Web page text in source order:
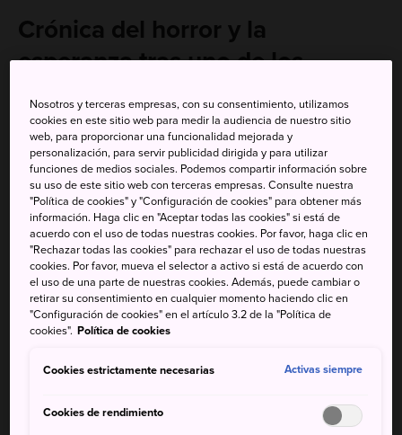
Crónica del horror y la
esperanza tras uno de los
mayores genocidios de la edad
contemporánea
Posiblemente el evento más importante de la historia
contemporánea, el bombardeo atómico deHiroshima
Nagasaki
fue devastador, pero el Japón de la posguerra
fue capaz de recuperarse y convertirse en la nación que
conocemos hoy en día. El Museo Conmemorativo de la
Paz de Hiroshima expone principalmente objetos que se
conservan del bombardeo atómico, con el fin de transmitir
la dura realidad de la época y los peligros de las armas
nucleares. Aunque las exposiciones pueden resultar
extraordinariamente humana de la devastación que sufrió
Hiroshima y de lo que motivó que la ciudad fuera elegida
Nosotros y terceras empresas, con su consentimiento, utilizamos
cookies en este sitio web para medir la audiencia de nuestro sitio
web, para proporcionar una funcionalidad mejorada y
personalización, para servir publicidad dirigida y para utilizar
funciones de medios sociales. Podemos compartir información sobre
su uso de este sitio web con terceras empresas. Consulte nuestra
"Política de cookies" y "Configuración de cookies" para obtener más
información. Haga clic en "Aceptar todas las cookies" si está de
acuerdo con el uso de todas nuestras cookies. Por favor, haga clic en
"Rechazar todas las cookies" para rechazar el uso de todas nuestras
cookies. Por favor, mueva el selector a activo si está de acuerdo con
el uso de una parte de nuestras cookies. Además, puede cambiar o
retirar su consentimiento en cualquier momento haciendo clic en
"Configuración de cookies" en el artículo 3.2 de la "Política de
cookies". Política de cookies
Cookies estrictamente necesarias Activas siempre
Cookies de rendimiento